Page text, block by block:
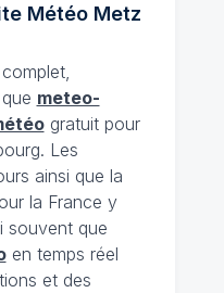
MétéoMetz
meteo-
gratuit pour
Les
ainsi que la
la France y
souvent que
en temps réel
et des